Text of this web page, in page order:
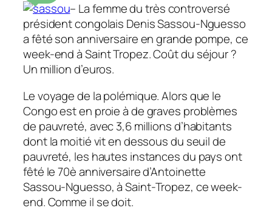
– La femme du très controversé
président congolais Denis Sassou-Nguesso
a fêté son anniversaire en grande pompe, ce
week-end à Saint Tropez. Coût du séjour ?
Un million d’euros.
Le voyage de la polémique. Alors que le
Congo est en proie à de graves problèmes
de pauvreté, avec 3,6 millions d’habitants
dont la moitié vit en dessous du seuil de
pauvreté, les hautes instances du pays ont
fêté le 70è anniversaire d’Antoinette
Sassou-Nguesso, à Saint-Tropez, ce week-
end. Comme il se doit.